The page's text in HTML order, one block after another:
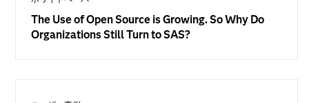
The Use of Open Source is Growing. So Why Do
Organizations Still Turn to SAS?